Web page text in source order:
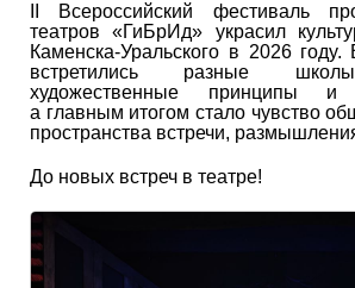
II Всероссийский фестиваль
театров «ГиБрИд» украсил
Каменска-Уральского в 2026
встретились разные
художественные принципы и
а главным итогом стало чувство
пространства встречи,
До новых встреч в театре!